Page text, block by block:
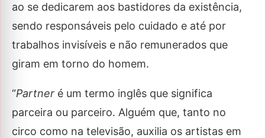
ao se dedicarem aos bastidores da existência,
sendo responsáveis pelo cuidado e até por
trabalhos invisíveis e não remunerados que
giram em torno do homem.
“Partner é um termo inglês que significa
parceira ou parceiro. Alguém que, tanto no
circo como na televisão, auxilia os artistas em